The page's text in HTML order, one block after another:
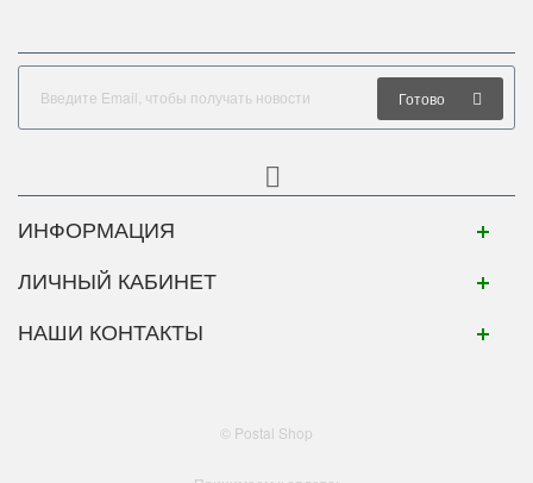
Готово
ИНФОРМАЦИЯ
ЛИЧНЫЙ КАБИНЕТ
НАШИ КОНТАКТЫ
© Postal Shop